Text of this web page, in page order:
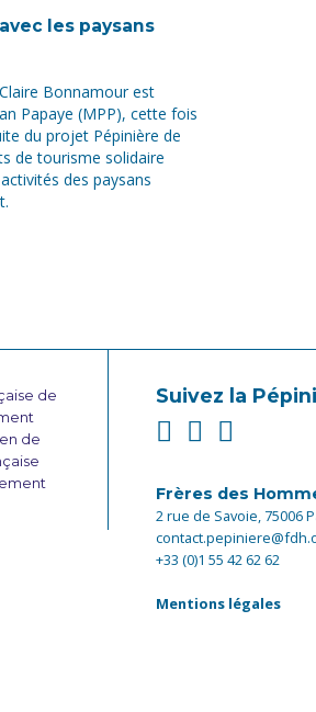
les paysans
Bonnamour est
Papaye (MPP), cette fois
du projet Pépinière de
de tourisme solidaire
des paysans
de
Suivez la
Frères des
2 rue de Savoie, 75006
+33 (0)1 55 42 62 62
Mentions légales